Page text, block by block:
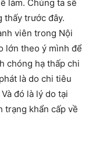
làm. Chúng ta sẽ
thấy trước đây.
viên trong Nội
lớn theo ý mình để
chóng hạ thấp chi
là do chi tiêu
đó là lý do tại
trạng khẩn cấp về